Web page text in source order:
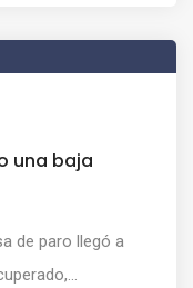
una baja
de paro llegó a